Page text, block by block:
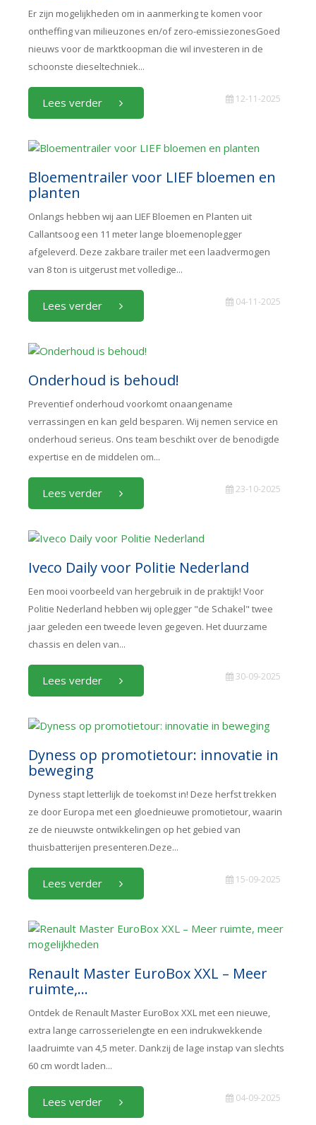
Er zijn mogelijkheden om in aanmerking te komen voor
ontheffing van milieuzones en/of zero-emissiezonesGoed
nieuws voor de marktkoopman die wil investeren in de
schoonste dieseltechniek...
Lees verder 12-11-2025
Bloementrailer voor LIEF bloemen en
planten
Onlangs hebben wij aan LIEF Bloemen en Planten uit
Callantsoog een 11 meter lange bloemenoplegger
afgeleverd. Deze zakbare trailer met een laadvermogen
van 8 ton is uitgerust met volledige...
Lees verder 04-11-2025
Onderhoud is behoud!
Preventief onderhoud voorkomt onaangename
verrassingen en kan geld besparen. Wij nemen service en
onderhoud serieus. Ons team beschikt over de benodigde
expertise en de middelen om...
Lees verder 23-10-2025
Iveco Daily voor Politie Nederland
Een mooi voorbeeld van hergebruik in de praktijk! Voor
Politie Nederland hebben wij oplegger "de Schakel" twee
jaar geleden een tweede leven gegeven. Het duurzame
chassis en delen van...
Lees verder 30-09-2025
Dyness op promotietour: innovatie in
beweging
Dyness stapt letterlijk de toekomst in! Deze herfst trekken
ze door Europa met een gloednieuwe promotietour, waarin
ze de nieuwste ontwikkelingen op het gebied van
thuisbatterijen presenteren.Deze...
Lees verder 15-09-2025
Renault Master EuroBox XXL – Meer
ruimte,...
Ontdek de Renault Master EuroBox XXL met een nieuwe,
extra lange carrosserielengte en een indrukwekkende
laadruimte van 4,5 meter. Dankzij de lage instap van slechts
60 cm wordt laden...
Lees verder 04-09-2025